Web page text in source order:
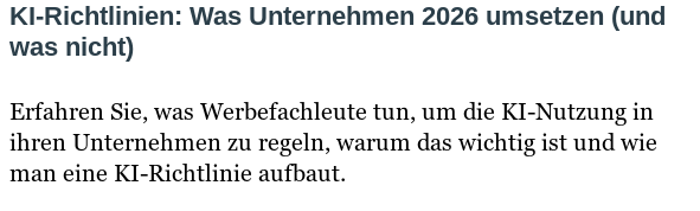
KI-Richtlinien: Was Unternehmen 2026 umsetzen (und
was nicht)
Erfahren Sie, was Werbefachleute tun, um die KI-Nutzung in
ihren Unternehmen zu regeln, warum das wichtig ist und wie
man eine KI-Richtlinie aufbaut.